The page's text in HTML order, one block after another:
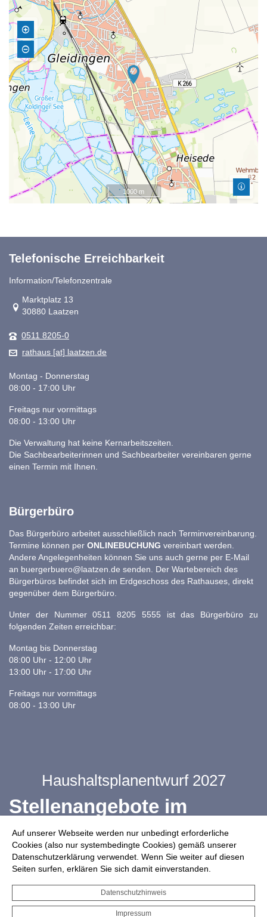
Auf unserer Webseite werden nur unbedingt erforderliche
Cookies (also nur systembedingte Cookies) gemäß unserer
Datenschutzerklärung verwendet. Wenn Sie weiter auf diesen
Seiten surfen, erklären Sie sich damit einverstanden.
Datenschutzhinweis
Impressum
1000 m
Telefonische Erreichbarkeit
Information/Telefonzentrale
Link zur Google-Maps Navigation
Marktplatz 13
30880 Laatzen
0511 8205-0
rathaus [at] laatzen.de
Montag - Donnerstag
08:00 - 17:00 Uhr
Freitags nur vormittags
08:00 - 13:00 Uhr
Die Verwaltung hat keine Kernarbeitszeiten.
Die Sachbearbeiterinnen und Sachbearbeiter vereinbaren gerne
einen Termin mit Ihnen.
Bürgerbüro
Das Bürgerbüro arbeitet ausschließlich nach Terminvereinbarung.
Termine können per ONLINEBUCHUNG vereinbart werden.
Andere Angelegenheiten können Sie uns auch gerne per E-Mail
an buergerbuero@laatzen.de senden. Der Wartebereich des
Bürgerbüros befindet sich im Erdgeschoss des Rathauses, direkt
gegenüber dem Bürgerbüro.
Unter der Nummer 0511 8205 5555 ist das Bürgerbüro zu
folgenden Zeiten erreichbar:
Montag bis Donnerstag
08:00 Uhr - 12:00 Uhr
13:00 Uhr - 17:00 Uhr
Freitags nur vormittags
08:00 - 13:00 Uhr
Haushaltsplanentwurf 2027
Stellenangebote im
Ganztag
Infos zur Drohnennutzung
Starkregengefahrenkarte